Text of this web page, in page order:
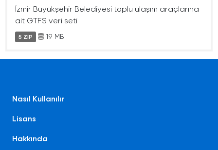
İzmir Büyükşehir Belediyesi toplu ulaşım araçlarına
ait GTFS veri seti
5 ZIP 19 MB
Nasıl Kullanılır
Lisans
Hakkında